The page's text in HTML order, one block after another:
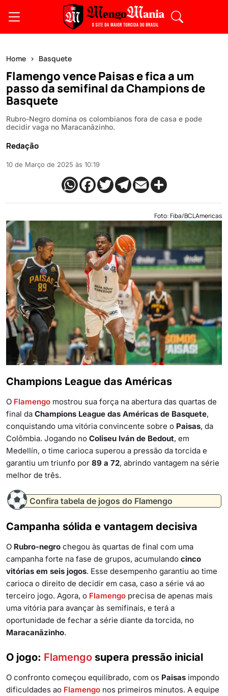
Home Basquete
Flamengo vence Paisas e fica a um
passo da semifinal da Champions de
Basquete
Rubro-Negro domina os colombianos fora de casa e pode
decidir vaga no Maracanãzinho.
Redação
10 de Março de 2025 às 10:19
Foto: Fiba/BCLAmericas
Champions League das Américas
O Flamengo mostrou sua força na abertura das quartas de
final da Champions League das Américas de Basquete,
conquistando uma vitória convincente sobre o Paisas, da
Colômbia. Jogando no Coliseu Iván de Bedout, em
Medellín, o time carioca superou a pressão da torcida e
garantiu um triunfo por 89 a 72, abrindo vantagem na série
melhor de três.
Confira tabela de jogos do Flamengo
Campanha sólida e vantagem decisiva
O Rubro-negro chegou às quartas de final com uma
campanha forte na fase de grupos, acumulando cinco
vitórias em seis jogos. Esse desempenho garantiu ao time
carioca o direito de decidir em casa, caso a série vá ao
terceiro jogo. Agora, o Flamengo precisa de apenas mais
uma vitória para avançar às semifinais, e terá a
oportunidade de fechar a série diante da torcida, no
Maracanãzinho.
O jogo: Flamengo supera pressão inicial
O confronto começou equilibrado, com os Paisas impondo
dificuldades ao Flamengo nos primeiros minutos. A equipe